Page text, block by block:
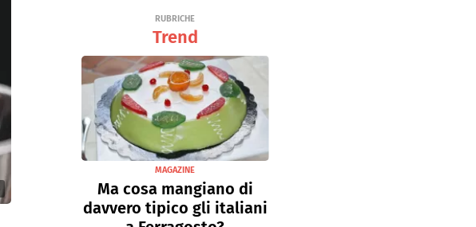
RUBRICHE
Trend
MAGAZINE
Ma cosa mangiano di
davvero tipico gli italiani